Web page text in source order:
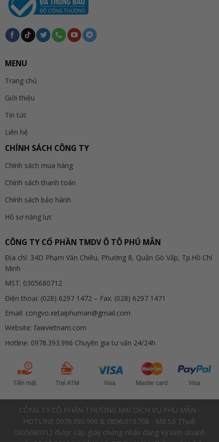
MENU
Trang chủ
Giới thiệu
Tin tức
Liên hệ
CHÍNH SÁCH CÔNG TY
Chính sách mua hàng
Chính sách thanh toán
Chính sách bảo hành
Hồ sơ năng lực
CÔNG TY CỔ PHẦN TMDV Ô TÔ PHÚ MẪN
Địa chỉ: 34D Phạm Văn Chiêu, Phường 8, Quận Gò Vấp, Tp.Hồ Chí
Minh
MST: 0305680712
Điện thoại: (028) 6297 1472 – Fax: (028) 6297 1471
Email: congvo.xetaiphuman@gmail.com
Website: fawvietnam.com
Hotline: 0978.393.996 Chuyên gia tư vấn 24/24h
CÔNG TY CỔ PHẦN THƯƠNG MẠI DỊCH VỤ PHÚ MẪN -
HOTLINE 0978.393.996 & 0896.619.768 - Mã Số Thuế:
0305680712 được cấp giấy chứng nhận đăng ký kinh doanh